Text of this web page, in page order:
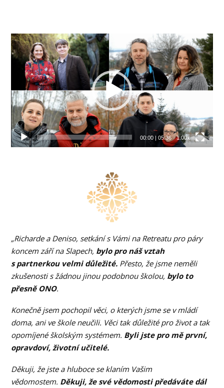
Video
přehrávač
00:00| 05:36 1.00x
„Richarde a Deniso, setkání s Vámi na Retreatu pro páry
koncem září na Slapech, bylo pro náš vztah
s partnerkou velmi důležité. Přesto, že jsme neměli
zkušenosti s žádnou jinou podobnou školou, bylo to
přesně ONO.
Konečně jsem pochopil věci, o kterých jsme se v mládí
doma, ani ve škole neučili. Věci tak důležité pro život a tak
opomíjené školským systémem. Byli jste pro mě první,
opravdoví, životní učitelé.
Děkuji, že jste a hluboce se klaním Vašim
vědomostem. Děkuji, že své vědomosti předáváte dál